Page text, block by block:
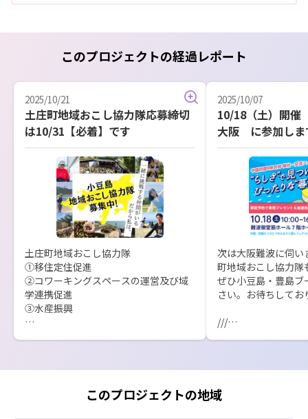
このプロジェクトの経過レポート
2025/10/21
土庄町地域おこし協力隊応募締切
は10/31【必着】です
土庄町地域おこし協力隊
①移住定住促進
②コワーキングスペースの運営及び域
学連携促進
③水産振興
ネット上での応募はできませんので、
ご注意ください。
2025/10/07
10/18（土）開
大阪 に参加しま
次は大阪難波に伺い
町地域おこし協力隊
ぜひ小豆島・豊島ブ
さい。お待ちしてお
///
場所：難波御堂筋
（大阪市中央区難
このプロジェクトの地域